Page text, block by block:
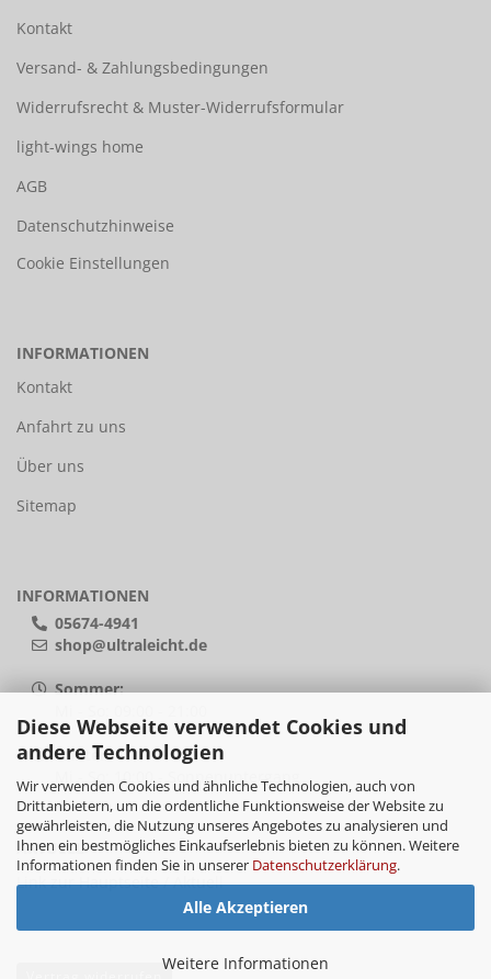
Diese Webseite verwendet Cookies und
andere Technologien
Wir verwenden Cookies und ähnliche Technologien, auch von
Drittanbietern, um die ordentliche Funktionsweise der Website zu
gewährleisten, die Nutzung unseres Angebotes zu analysieren und
Ihnen ein bestmögliches Einkaufserlebnis bieten zu können. Weitere
Informationen finden Sie in unserer Datenschutzerklärung.
Alle Akzeptieren
Weitere Informationen
Kontakt
Versand- & Zahlungsbedingungen
Widerrufsrecht & Muster-Widerrufsformular
light-wings home
AGB
Datenschutzhinweise
Cookie Einstellungen
INFORMATIONEN
Kontakt
Anfahrt zu uns
Über uns
Sitemap
INFORMATIONEN
05674-4941
shop@ultraleicht.de
Sommer:
Winter:
Mi - So: 10:00 - Sonnenuntergang
AKTUELL
Link zurHauptseite / Aktuell